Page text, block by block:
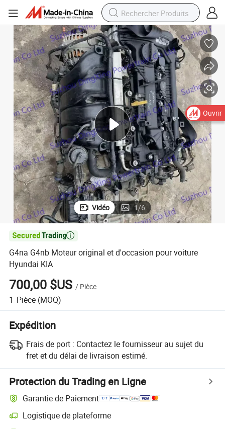
Vidéo 1/6

G4na G4nb Moteur original et d'occasion pour voiture
Hyundai KIA
700,00 $US / Pièce
1 Pièce (MOQ)
Expédition
Frais de port : Contactez le fournisseur au sujet du
fret et du délai de livraison estimé.
Protection du Trading en Ligne
Garantie de Paiement
Logistique de plateforme
Ouvrir